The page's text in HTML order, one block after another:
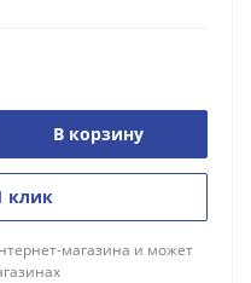
В корзину
клик
магазина и может